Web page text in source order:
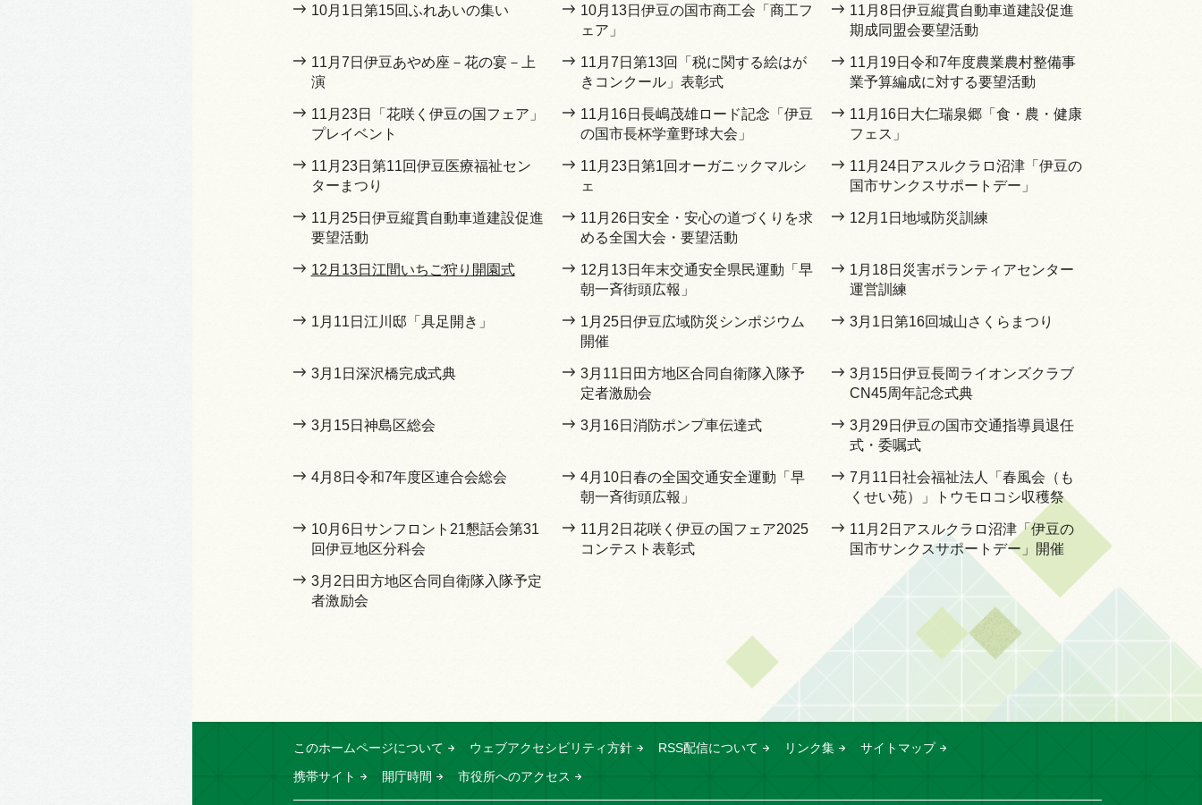
10月1日第15回ふれあいの集い
10月13日伊豆の国市商工会「商工フ
ェア」
11月8日伊豆縦貫自動車道建設促進
期成同盟会要望活動
11月7日伊豆あやめ座－花の宴－上
演
11月7日第13回「税に関する絵はが
きコンクール」表彰式
11月19日令和7年度農業農村整備事
業予算編成に対する要望活動
11月23日「花咲く伊豆の国フェア」
プレイベント
11月16日長嶋茂雄ロード記念「伊豆
の国市長杯学童野球大会」
11月16日大仁瑞泉郷「食・農・健康
フェス」
11月23日第11回伊豆医療福祉セン
ターまつり
11月23日第1回オーガニックマルシ
ェ
11月24日アスルクラロ沼津「伊豆の
国市サンクスサポートデー」
11月25日伊豆縦貫自動車道建設促進
要望活動
11月26日安全・安心の道づくりを求
める全国大会・要望活動
12月1日地域防災訓練
12月13日江間いちご狩り開園式
12月13日年末交通安全県民運動「早
朝一斉街頭広報」
1月18日災害ボランティアセンター
運営訓練
1月11日江川邸「具足開き」
1月25日伊豆広域防災シンポジウム
開催
3月1日第16回城山さくらまつり
3月1日深沢橋完成式典
3月11日田方地区合同自衛隊入隊予
定者激励会
3月15日伊豆長岡ライオンズクラブ
CN45周年記念式典
3月15日神島区総会 3月16日消防ポンプ車伝達式
3月29日伊豆の国市交通指導員退任
式・委嘱式
4月8日令和7年度区連合会総会
4月10日春の全国交通安全運動「早
朝一斉街頭広報」
7月11日社会福祉法人「春風会（も
くせい苑）」トウモロコシ収穫祭
10月6日サンフロント21懇話会第31
回伊豆地区分科会
11月2日花咲く伊豆の国フェア2025
コンテスト表彰式
11月2日アスルクラロ沼津「伊豆の
国市サンクスサポートデー」開催
3月2日田方地区合同自衛隊入隊予定
者激励会
このホームページについて ウェブアクセシビリティ方針 RSS配信について リンク集
サイトマップ
携帯サイト
開庁時間 市役所へのアクセス